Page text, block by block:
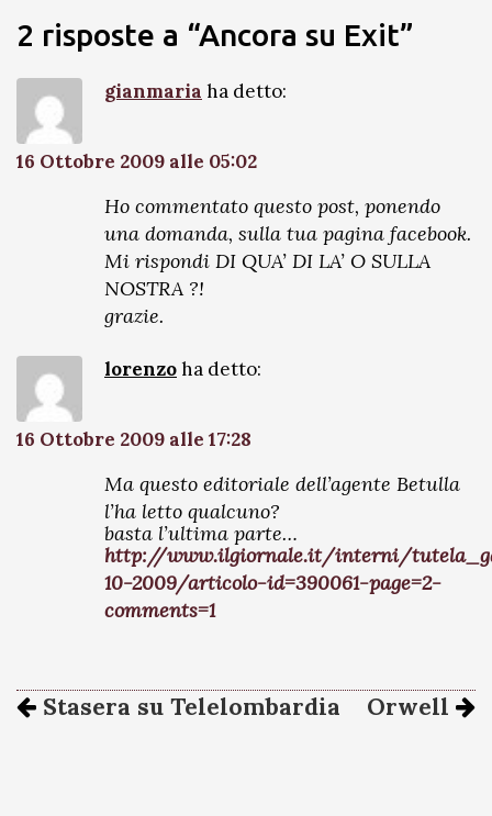
2 risposte a “Ancora su Exit”
gianmaria ha detto:
16 Ottobre 2009 alle 05:02
Ho commentato questo post, ponendo
una domanda, sulla tua pagina facebook.
Mi rispondi DI QUA’ DI LA’ O SULLA
NOSTRA ?!
grazie.
lorenzoha detto:
16 Ottobre 2009 alle 17:28
Ma questo editoriale dell’agente Betulla
l’ha letto qualcuno?
basta l’ultima parte…
http://www.ilgiornale.it/interni/
10-2009/articolo-id=390061-page=2-
comments=1
Stasera su Telelombardia Orwell